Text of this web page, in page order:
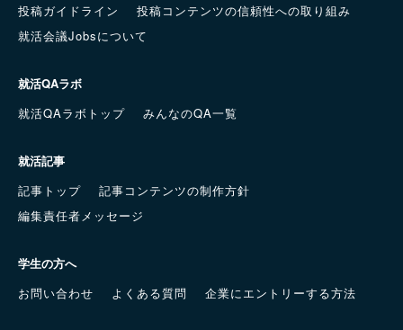
投稿ガイドライン
投稿コンテンツの信頼性への取り組み
就活会議Jobsについて
就活QAラボ
就活QAラボトップ
みんなのQA一覧
就活記事
記事トップ
記事コンテンツの制作方針
編集責任者メッセージ
学生の方へ
お問い合わせ
よくある質問 企業にエントリーする方法